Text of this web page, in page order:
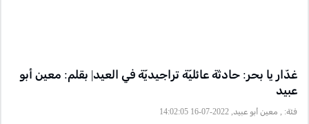
غدّار يا بحر: حادثة عائليّة تراجيديّة في العيد| بقلم: معين أبو
عبيد
فئة: , معين أبو عبيد, 2022-07-16 14:02:05